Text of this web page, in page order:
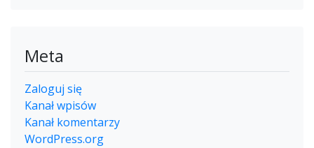
Meta
Zaloguj się
Kanał wpisów
Kanał komentarzy
WordPress.org